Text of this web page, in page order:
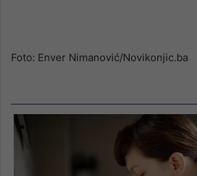
Foto: Enver Nimanović/Novikonjic.ba